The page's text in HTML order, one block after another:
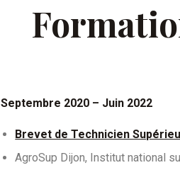
Septembre 2020 – Juin 2022
Brevet de Technicien
AgroSup Dijon, Institut national